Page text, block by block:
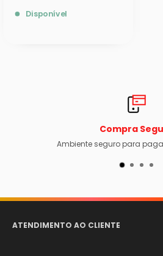
Disponível
Compra
Ambiente seguro para
ATENDIMENTO AO CLIENTE